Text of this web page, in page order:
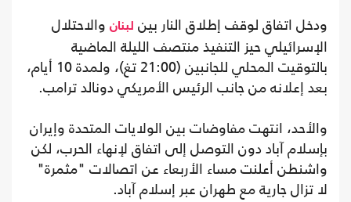
ودخل اتفاق لوقف إطلاق النار بين لبنان والاحتلال
الإسرائيلي حيز التنفيذ منتصف الليلة الماضية
بالتوقيت المحلي للجانبين (21:00 تغ)، ولمدة 10 أيام،
بعد إعلانه من جانب الرئيس الأمريكي دونالد ترامب.
والأحد، انتهت مفاوضات بين الولايات المتحدة وإيران
بإسلام آباد دون التوصل إلى اتفاق لإنهاء الحرب، لكن
واشنطن أعلنت مساء الأربعاء عن اتصالات "مثمرة"
لا تزال جارية مع طهران عبر إسلام آباد.